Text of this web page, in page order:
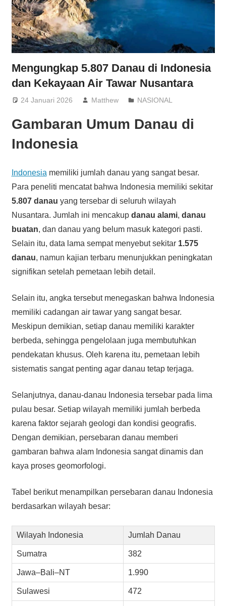
Mengungkap 5.807 Danau di Indonesia
dan Kekayaan Air Tawar Nusantara
24 Januari 2026 Matthew NASIONAL
Gambaran Umum Danau di
Indonesia
Indonesia memiliki jumlah danau yang sangat besar.
Para peneliti mencatat bahwa Indonesia memiliki sekitar
5.807 danau yang tersebar di seluruh wilayah
Nusantara. Jumlah ini mencakup danau alami, danau
buatan, dan danau yang belum masuk kategori pasti.
Selain itu, data lama sempat menyebut sekitar 1.575
danau, namun kajian terbaru menunjukkan peningkatan
signifikan setelah pemetaan lebih detail.
Selain itu, angka tersebut menegaskan bahwa Indonesia
memiliki cadangan air tawar yang sangat besar.
Meskipun demikian, setiap danau memiliki karakter
berbeda, sehingga pengelolaan juga membutuhkan
pendekatan khusus. Oleh karena itu, pemetaan lebih
sistematis sangat penting agar danau tetap terjaga.
Selanjutnya, danau-danau Indonesia tersebar pada lima
pulau besar. Setiap wilayah memiliki jumlah berbeda
karena faktor sejarah geologi dan kondisi geografis.
Dengan demikian, persebaran danau memberi
gambaran bahwa alam Indonesia sangat dinamis dan
kaya proses geomorfologi.
Tabel berikut menampilkan persebaran danau Indonesia
berdasarkan wilayah besar:
Wilayah Indonesia Jumlah Danau
Sumatra 382
Jawa–Bali–NT 1.990
Sulawesi 472